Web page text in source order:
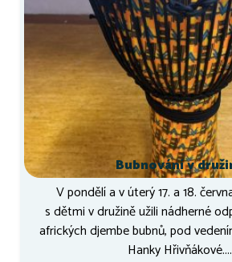
Bubnování v
V pondělí a v úterý 17. a 18.
s dětmi v družině užili nádherné
afrických djembe bubnů, pod
Hanky Hřivňákové....